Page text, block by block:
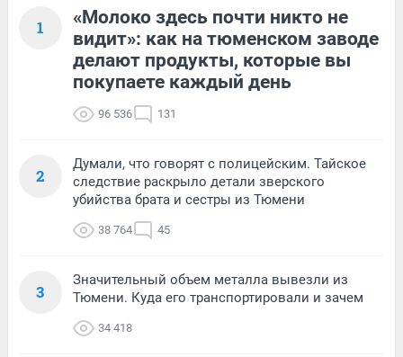
1
«Молоко здесь почти никто не
видит»: как на тюменском заводе
делают продукты, которые вы
покупаете каждый день
96 536 131
2
Думали, что говорят с полицейским. Тайское
следствие раскрыло детали зверского
убийства брата и сестры из Тюмени
38 764 45
3
Значительный объем металла вывезли из
Тюмени. Куда его транспортировали и зачем
34 418